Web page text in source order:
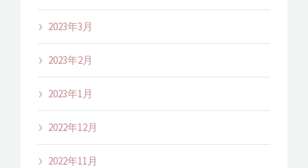
2023年3月
2023年2月
2023年1月
2022年12月
2022年11月